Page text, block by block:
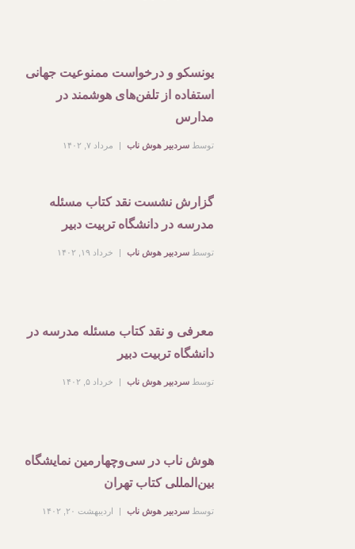
یونسکو و درخواست ممنوعیت جهانی
استفاده از تلفن‌های هوشمند در
مدارس
توسط سردبیر هوش ناب مرداد ۷, ۱۴۰۲
گزارش نشست نقد کتاب مسئله
مدرسه در دانشگاه تربیت دبیر
توسط سردبیر هوش ناب خرداد ۱۹, ۱۴۰۲
معرفی و نقد کتاب مسئله مدرسه در
دانشگاه تربیت دبیر
توسط سردبیر هوش ناب خرداد ۵, ۱۴۰۲
هوش ناب در سی‌وچهارمین نمایشگاه
بین‌المللی کتاب تهران
توسط سردبیر هوش ناب اردیبهشت ۲۰, ۱۴۰۲